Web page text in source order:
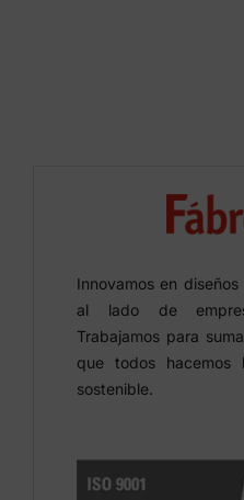
Innovamos en
al lado de
Trabajamos para
que todos hacemos
sostenible.